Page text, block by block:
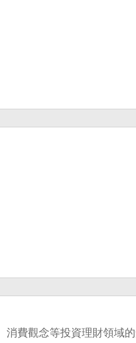
消費觀念等投資理財領域